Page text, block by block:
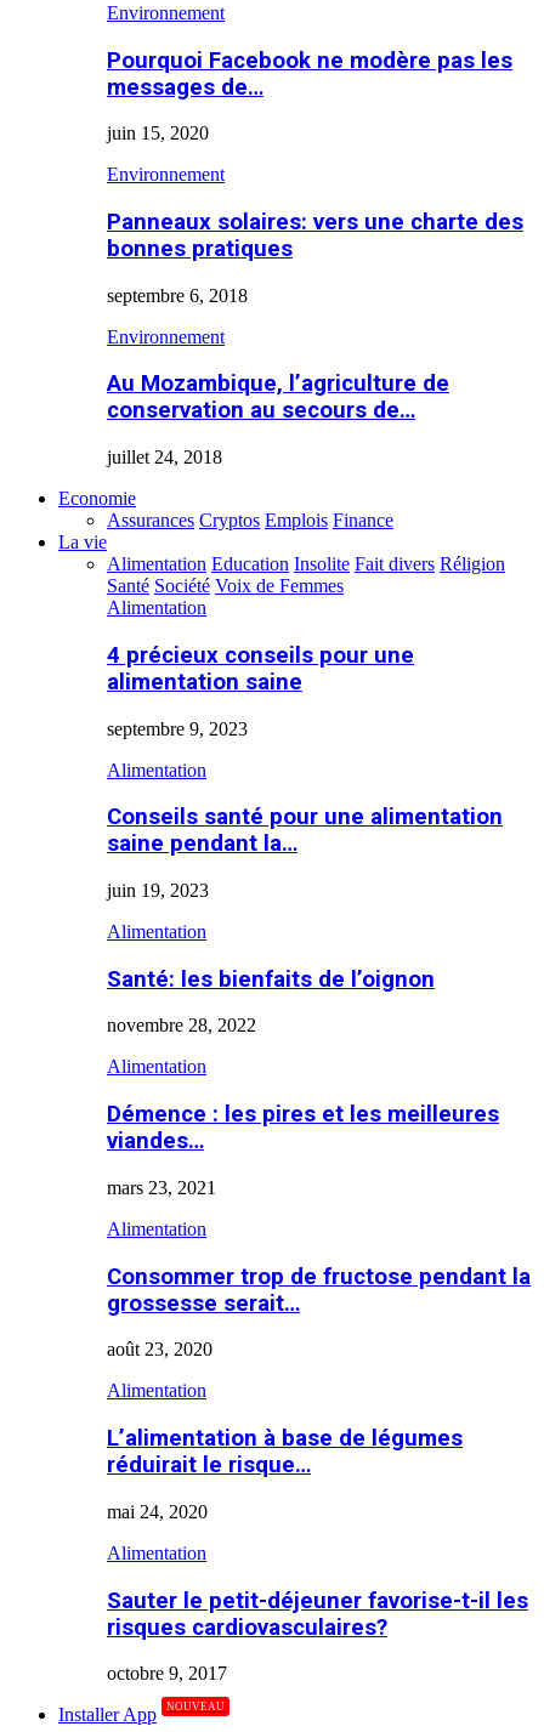
Environnement
Pourquoi Facebook ne modère pas les
messages de…
juin 15, 2020
Environnement
Panneaux solaires: vers une charte des
bonnes pratiques
septembre 6, 2018
Environnement
Au Mozambique, l’agriculture de
conservation au secours de…
juillet 24, 2018
Economie
Assurances Cryptos Emplois Finance
La vie
Alimentation Education Insolite Fait divers Réligion
Santé Société Voix de Femmes
Alimentation
4 précieux conseils pour une
alimentation saine
septembre 9, 2023
Alimentation
Conseils santé pour une alimentation
saine pendant la…
juin 19, 2023
Alimentation
Santé: les bienfaits de l’oignon
novembre 28, 2022
Alimentation
Démence : les pires et les meilleures
viandes…
mars 23, 2021
Alimentation
Consommer trop de fructose pendant la
grossesse serait…
août 23, 2020
Alimentation
L’alimentation à base de légumes
réduirait le risque…
mai 24, 2020
Alimentation
Sauter le petit-déjeuner favorise-t-il les
risques cardiovasculaires?
octobre 9, 2017
Installer App
NOUVEAU